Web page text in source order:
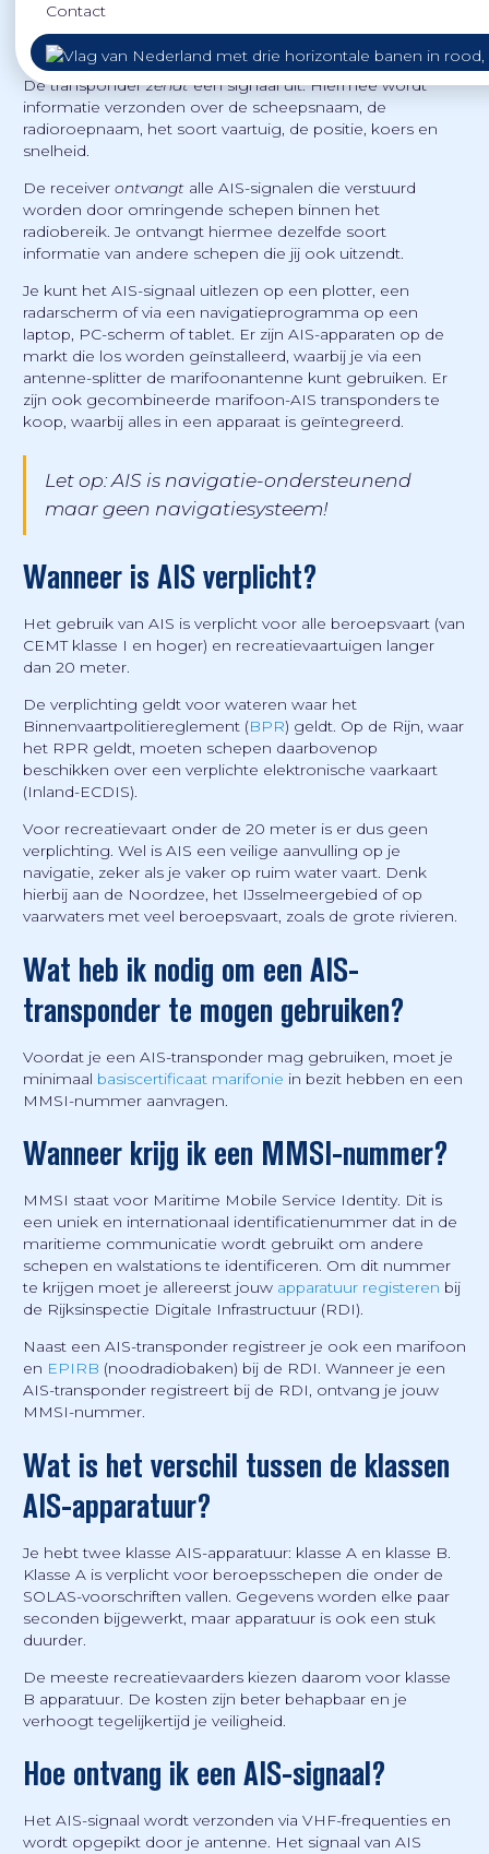
Contact
Hoe werkt AIS?
Het AIS-systeem bestaat uit een transponder en receiver.
De transponderzendteen signaal uit. Hiermee wordt
informatie verzonden over de scheepsnaam, de
radioroepnaam, het soort vaartuig, de positie, koers en
snelheid.
De receiver ontvangtalle AIS-signalen die verstuurd
worden door omringende schepen binnen het
radiobereik. Je ontvangt hiermee dezelfde soort
informatie van andere schepen die jij ook uitzendt.
Je kunt het AIS-signaal uitlezen op een plotter, een
radarscherm of via een navigatieprogramma op een
laptop, PC-scherm of tablet. Er zijn AIS-apparaten op de
markt die los worden geïnstalleerd, waarbij je via een
antenne-splitter de marifoonantenne kunt gebruiken. Er
zijn ook gecombineerde marifoon-AIS transponders te
koop, waarbij alles in een apparaat is geïntegreerd.
Let op: AIS is navigatie-ondersteunend
maar geen navigatiesysteem!
Wanneer is AIS verplicht?
Het gebruik van AIS is verplicht voor alle beroepsvaart (van
CEMT klasse I en hoger) en recreatievaartuigen langer
dan 20 meter.
De verplichting geldt voor wateren waar het
Binnenvaartpolitiereglement (BPR) geldt. Op de Rijn, waar
het RPR geldt, moeten schepen daarbovenop
beschikken over een verplichte elektronische vaarkaart
(Inland-ECDIS).
Voor recreatievaart onder de 20 meter is er dus geen
verplichting. Wel is AIS een veilige aanvulling op je
navigatie, zeker als je vaker op ruim water vaart. Denk
hierbij aan de Noordzee, het IJsselmeergebied of op
vaarwaters met veel beroepsvaart, zoals de grote rivieren.
Wat heb ik nodig om een AIS-
transponder te mogen gebruiken?
Voordat je een AIS-transponder mag gebruiken, moet je
minimaal basiscertificaat marifonie in bezit hebben en een
MMSI-nummer aanvragen.
Wanneer krijg ik een MMSI-nummer?
MMSI staat voor Maritime Mobile Service Identity. Dit is
een uniek en internationaal identificatienummer dat in de
maritieme communicatie wordt gebruikt om andere
schepen en walstations te identificeren. Om dit nummer
te krijgen moet je allereerst jouw apparatuur registeren bij
de Rijksinspectie Digitale Infrastructuur (RDI).
Naast een AIS-transponder registreer je ook een marifoon
en EPIRB (noodradiobaken) bij de RDI. Wanneer je een
AIS-transponder registreert bij de RDI, ontvang je jouw
MMSI-nummer.
Wat is het verschil tussen de klassen
AIS-apparatuur?
Je hebt twee klasse AIS-apparatuur: klasse A en klasse B.
Klasse A is verplicht voor beroepsschepen die onder de
SOLAS-voorschriften vallen. Gegevens worden elke paar
seconden bijgewerkt, maar apparatuur is ook een stuk
duurder.
De meeste recreatievaarders kiezen daarom voor klasse
B apparatuur. De kosten zijn beter behapbaar en je
verhoogt tegelijkertijd je veiligheid.
Hoe ontvang ik een AIS-signaal?
Het AIS-signaal wordt verzonden via VHF-frequenties en
wordt opgepikt door je antenne. Het signaal van AIS